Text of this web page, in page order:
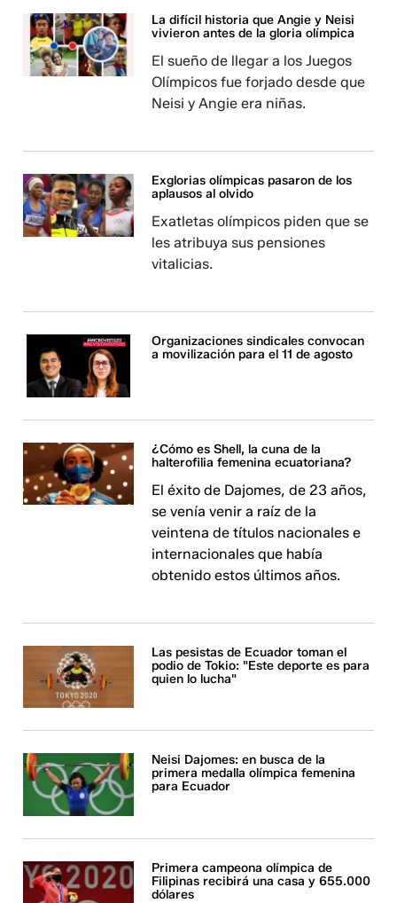
La difícil historia que Angie y Neisi
vivieron antes de la gloria olímpica
El sueño de llegar a los Juegos
Olímpicos fue forjado desde que
Neisi y Angie era niñas.
Exglorias olímpicas pasaron de los
aplausos al olvido
Exatletas olímpicos piden que se
les atribuya sus pensiones
vitalicias.
Organizaciones sindicales convocan
a movilización para el 11 de agosto
¿Cómo es Shell, la cuna de la
halterofilia femenina ecuatoriana?
El éxito de Dajomes, de 23 años,
se venía venir a raíz de la
veintena de títulos nacionales e
internacionales que había
obtenido estos últimos años.
Las pesistas de Ecuador toman el
podio de Tokio: "Este deporte es para
quien lo lucha"
Neisi Dajomes: en busca de la
primera medalla olímpica femenina
para Ecuador
Primera campeona olímpica de
Filipinas recibirá una casa y 655.000
dólares